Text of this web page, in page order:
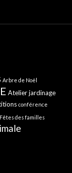
Arbre de Noël
Atelier jardinage
conférence
Fêtes des familles